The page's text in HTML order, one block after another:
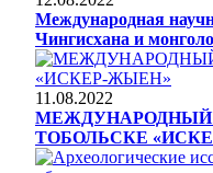
Международная
Чингисхана и
11.08.2022
МЕЖДУНАРОДНЫЙ
ТОБОЛЬСКЕ